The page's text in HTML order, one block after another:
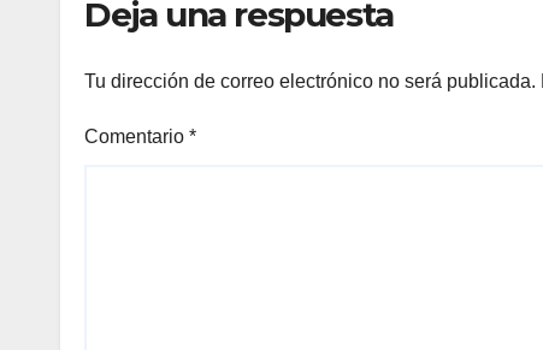
Deja una respuesta
Tu dirección de correo electrónico no será publicada.
Comentario *